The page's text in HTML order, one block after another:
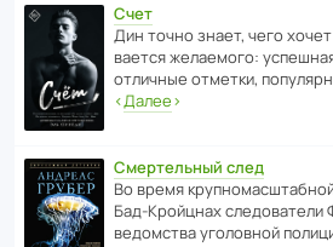
Счет
Дин точно знает, чего
ва­ется жела­е­мого:
отли­чные отметки,
‹Далее›
Смертельный след
Во время
Бад‑Крой­цнах следо­ва­тели
ведомства уголо­вной